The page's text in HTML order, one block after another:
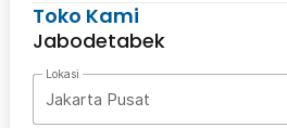
Toko Kami
Jabodetabek
Lokasi
Jakarta Pusat